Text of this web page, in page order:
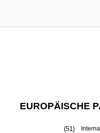
EUROPÄISCHE
(51)